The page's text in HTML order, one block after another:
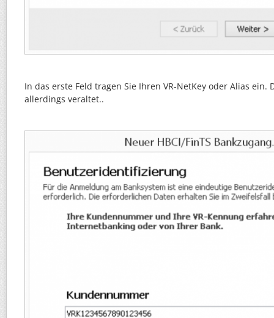
In das erste Feld tragen Sie Ihren VR-NetKey oder Alias ein.
allerdings veraltet..